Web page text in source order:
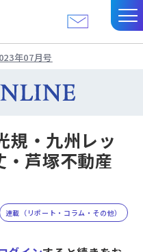
年07月号
・九州レッ
芦塚不動産
連載（リポート・コラム・その他）